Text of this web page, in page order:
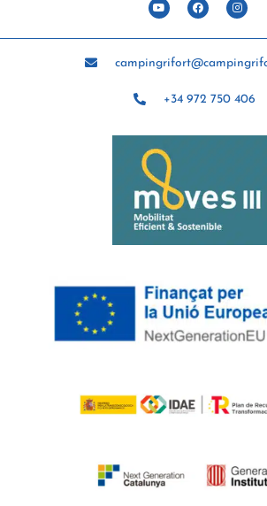
+34 972 750 406